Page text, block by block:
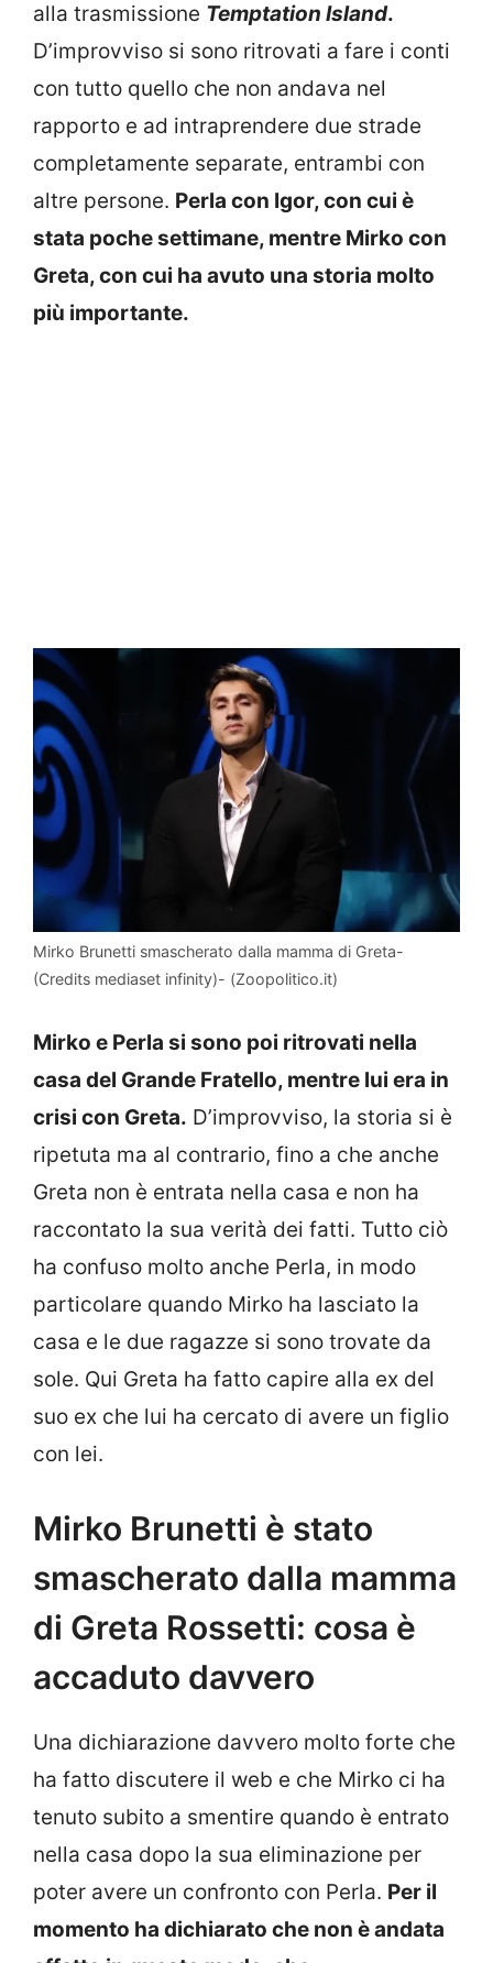
alla trasmissione Temptation Island.
D’improvviso si sono ritrovati a fare i conti
con tutto quello che non andava nel
rapporto e ad intraprendere due strade
completamente separate, entrambi con
altre persone. Perla con Igor, con cui è
stata poche settimane, mentre Mirko con
Greta, con cui ha avuto una storia molto
più importante.
Mirko Brunetti smascherato dalla mamma di Greta-
(Credits mediaset infinity)- (Zoopolitico.it)
Mirko e Perla si sono poi ritrovati nella
casa del Grande Fratello, mentre lui era in
crisi con Greta. D’improvviso, la storia si è
ripetuta ma al contrario, fino a che anche
Greta non è entrata nella casa e non ha
raccontato la sua verità dei fatti. Tutto ciò
ha confuso molto anche Perla, in modo
particolare quando Mirko ha lasciato la
casa e le due ragazze si sono trovate da
sole. Qui Greta ha fatto capire alla ex del
suo ex che lui ha cercato di avere un figlio
con lei.
Mirko Brunetti è stato
smascherato dalla mamma
di Greta Rossetti: cosa è
accaduto davvero
Una dichiarazione davvero molto forte che
ha fatto discutere il web e che Mirko ci ha
tenuto subito a smentire quando è entrato
nella casa dopo la sua eliminazione per
poter avere un confronto con Perla. Per il
momento ha dichiarato che non è andata